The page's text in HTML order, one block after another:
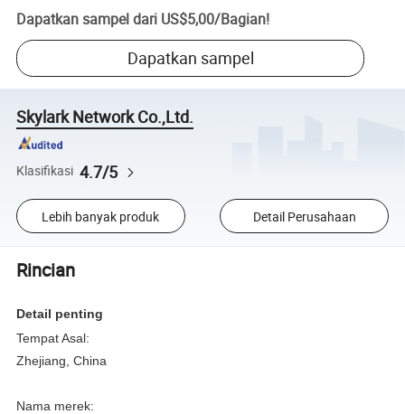
Dapatkan sampel dari US$5,00/Bagian!
Dapatkan sampel
Skylark Network Co.,Ltd.
Klasifikasi 4.7/5
Lebih banyak produk Detail Perusahaan
Rincian
Detail penting
Tempat Asal:
Zhejiang, China
Nama merek: